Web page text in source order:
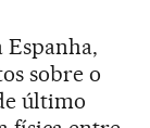
Espanha,
sobre o
último